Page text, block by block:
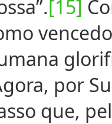
[15]
por
que,